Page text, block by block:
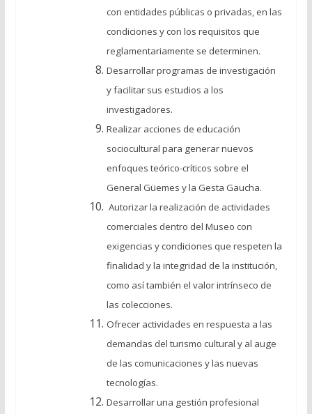
con entidades públicas o privadas, en las
condiciones y con los requisitos que
reglamentariamente se determinen.
Desarrollar programas de investigación
y facilitar sus estudios a los
investigadores.
Realizar acciones de educación
sociocultural para generar nuevos
enfoques teórico-críticos sobre el
General Güemes y la Gesta Gaucha.
Autorizar la realización de actividades
comerciales dentro del Museo con
exigencias y condiciones que respeten la
finalidad y la integridad de la institución,
como así también el valor intrínseco de
las colecciones.
Ofrecer actividades en respuesta a las
demandas del turismo cultural y al auge
de las comunicaciones y las nuevas
tecnologías.
Desarrollar una gestión profesional